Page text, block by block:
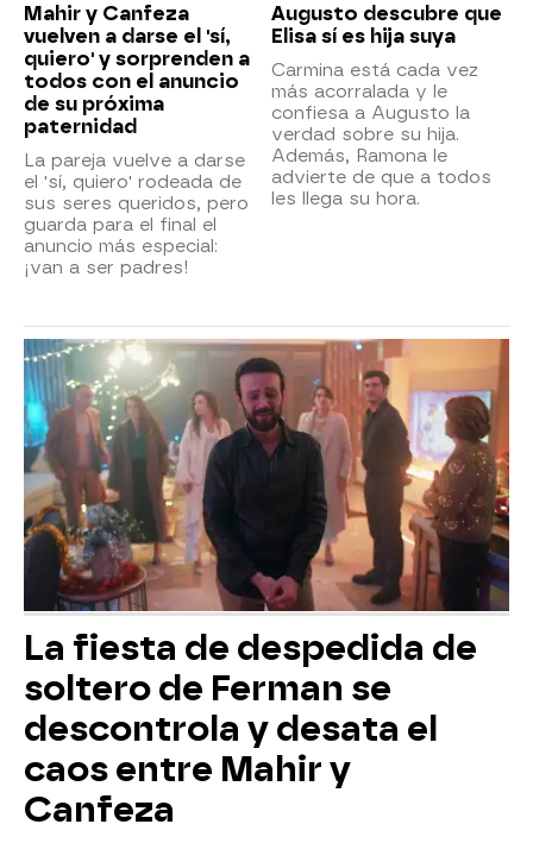
Mahir y Canfeza
vuelven a darse el 'sí,
quiero' y sorprenden a
todos con el anuncio
de su próxima
paternidad
La pareja vuelve a darse
el 'sí, quiero' rodeada de
sus seres queridos, pero
guarda para el final el
anuncio más especial:
¡van a ser padres!
Augusto descubre que
Elisa sí es hija suya
Carmina está cada vez
más acorralada y le
confiesa a Augusto la
verdad sobre su hija.
Además, Ramona le
advierte de que a todos
les llega su hora.
La fiesta de despedida de
soltero de Ferman se
descontrola y desata el
caos entre Mahir y
Canfeza